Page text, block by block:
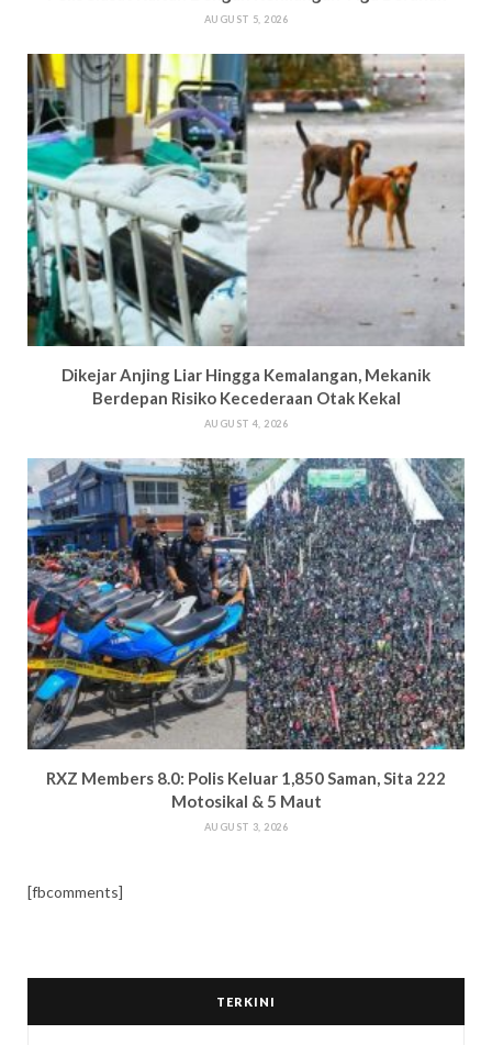
AUGUST 5, 2026
Dikejar Anjing Liar Hingga Kemalangan, Mekanik
Berdepan Risiko Kecederaan Otak Kekal
AUGUST 4, 2026
RXZ Members 8.0: Polis Keluar 1,850 Saman, Sita 222
Motosikal & 5 Maut
AUGUST 3, 2026
[fbcomments]
TERKINI